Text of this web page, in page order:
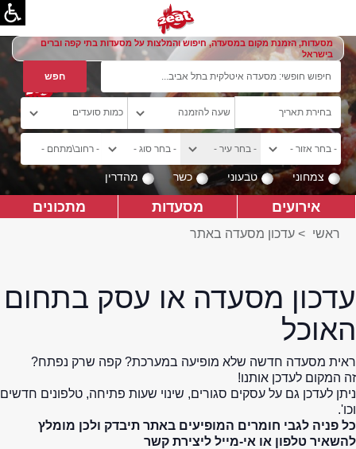
מסעדות, הזמנת מקום במסעדה, חיפוש והמלצות על מסעדות בתי קפה וברים
בישראל
צמחוני טבעוני כשר מהדרין
אירועים מסעדות מתכונים
ראשי > עדכון מסעדה באתר
עדכון מסעדה או עסק בתחום
האוכל
ראית מסעדה חדשה שלא מופיעה במערכת? קפה שרק נפתח?
זה המקום לעדכן אותנו!
ניתן לעדכן גם על עסקים סגורים, שינוי שעות פתיחה, טלפונים חדשים
וכו'.
כל פניה לגבי חומרים המופיעים באתר תיבדק ולכן מומלץ
להשאיר טלפון או אי-מייל ליצירת קשר